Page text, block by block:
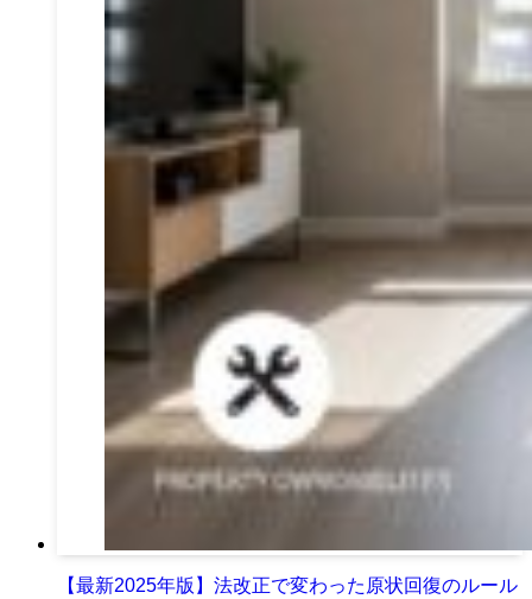
【最新2025年版】法改正で変わった原状回復のルール